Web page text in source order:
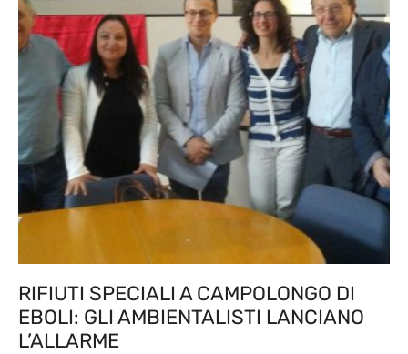
RIFIUTI SPECIALI A CAMPOLONGO DI
EBOLI: GLI AMBIENTALISTI LANCIANO
L’ALLARME